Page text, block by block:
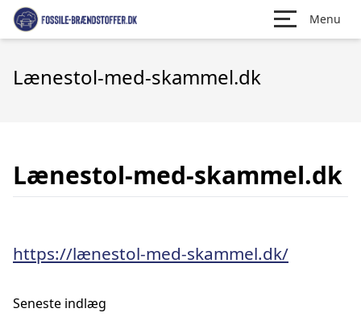
Menu
Lænestol-med-skammel.dk
Lænestol-med-skammel.dk
https://lænestol-med-skammel.dk/
Seneste indlæg